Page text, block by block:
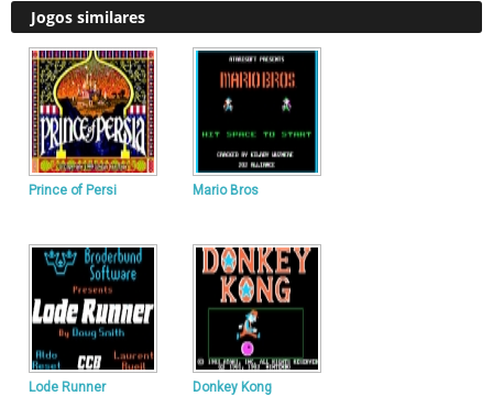
Jogos similares
Prince of Persi Mario Bros
Lode Runner Donkey Kong